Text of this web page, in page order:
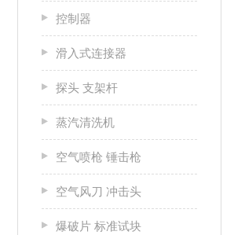
控制器
滑入式连接器
探头 支架杆
蒸汽清洗机
空气喷枪 锤击枪
空气风刀 冲击头
爆破片 标准试块